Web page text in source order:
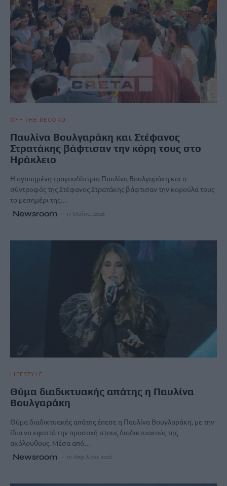
OFF THE RECORD
Παυλίνα Βουλγαράκη και Στέφανος
Στρατάκης βάφτισαν την κόρη τους στο
Ηράκλειο
Η αγαπημένη τραγουδίστρια Παυλίνα Βουλγαράκη και ο
σύντροφός της Στέφανος Στρατάκης βάφτισαν την κορούλα τους
το μεσημέρι της…
Newsroom 17 Μαΐου, 2026
LIFESTYLE
Θύμα διαδικτυακής απάτης η Παυλίνα
Βουλγαράκη
Θύμα διαδικτυακής απάτης έπεσε η Παυλίνα Βουγλαράκη, με την
ίδια να εφιστά την προσοχή στους διαδικτυακούς της
ακόλουθους. Μέσα από…
Newsroom 10 Απριλίου, 2026